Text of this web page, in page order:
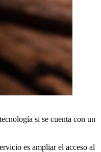
si se cuenta con un
es ampliar el acceso al